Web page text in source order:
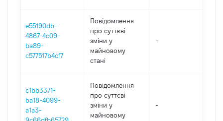
e55190db-
4867-4c09-
ba89-
c577517b4cf7
Повідомлення
про суттєві
зміни y
майновому
стані
-
c1bb3371-
ba18-4099-
a1a3-
Повідомлення
про суттєві
зміни y
майновому
-